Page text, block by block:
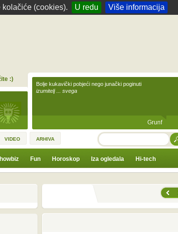
(cookies). U redu Više informacija
:)
Bolje kukavički pobjeći nego junački poginuti
izumitelj ... svega
Grunf
VIDEO ARHIVA TRAŽI
Fun Horoskop Iza ogledala Hi-tech